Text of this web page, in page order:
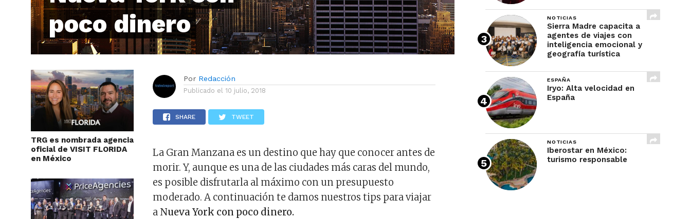
poco dinero
TRG es nombrada agencia
oficial de VISIT FLORIDA
en México
Por Redacción
Publicado el 10 julio, 2018
SHARE TWEET
La Gran Manzana es un destino que hay que conocer antes de
morir. Y, aunque es una de las ciudades más caras del mundo,
es posible disfrutarla al máximo con un presupuesto
moderado. A continuación te damos nuestros tips para viajar
a Nueva York con poco dinero.
NOTICIAS
Sierra Madre capacita a
agentes de viajes con
inteligencia emocional y
geografía turística
ESPAÑA
Iryo: Alta velocidad en
España
NOTICIAS
Iberostar en México:
turismo responsable